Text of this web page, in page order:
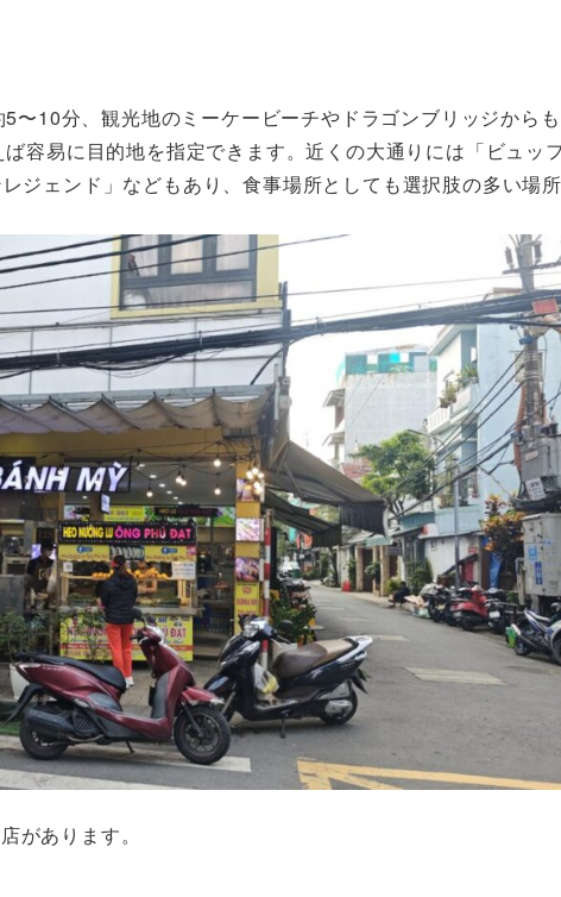
〜10分、観光地のミーケービーチやドラゴンブリッジからも
容易に目的地を指定できます。近くの大通りには「ビュッ
ジェンド」などもあり、食事場所としても選択肢の多い場所
があります。